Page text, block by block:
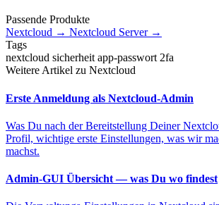
Passende Produkte
Nextcloud → Nextcloud Server →
Tags
nextcloud sicherheit app-passwort 2fa
Weitere Artikel zu Nextcloud
Erste Anmeldung als Nextcloud-Admin
Was Du nach der Bereitstellung Deiner
Profil, wichtige erste Einstellungen, was wir
machst.
Admin-GUI Übersicht — was Du wo findest